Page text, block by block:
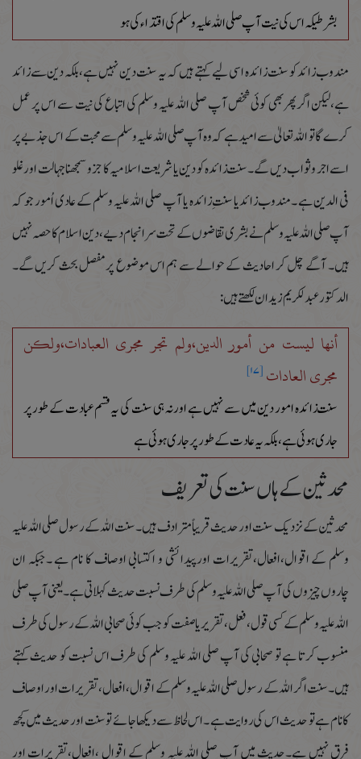
بشرطیکہ اس کی نیت آپ صلی اللہ علیہ وسلم کی اقتداء کی ہو
مندوب زائد کو سنت زائدہ اسی لیے کہتے ہیں کہ یہ سنت دین نہیں ہے،بلکہ دین سے زائد
ہے،لیکن اگرپھربھی کوئی شخص آپ صلی اللہ علیہ وسلم کی اتباع کی نیت سے اس پر عمل
کرے گا تو اللہ تعالیٰ سے امید ہے کہ وہ آپ صلی اللہ علیہ وسلم سے محبت کے اس جذبے پر
اسے اجر و ثواب دیں گے۔سنت زائدہ کو دین یا شریعت اسلامیہ کا جزو سمجھنا جہالت اور غلو
فی الدین ہے ۔مندوب زائدیا سنتِ زائدہ یا آپ صلی اللہ علیہ وسلم کے عادی اُمور جو کہ
آپ صلی اللہ علیہ وسلم نے بشری تقاضوں کے تحت سر انجام دیے،دین اسلام کا حصہ نہیں
ہیں۔ آگے چل کر احادیث کے حوالے سے ہم اس موضوع پر مفصل بحث کریں گے۔
الدکتور عبد لکریم زیدان لکھتے ہیں:
أنھا لیست من أمور الدین،ولم تجر مجری العبادات،ولکن
مجری العادات [۱۷]
سنت زائدہ امور دین میں سے نہیں ہے اور نہ ہی سنت کی یہ قسم عبادت کے طور پر
جاری ہوئی ہے،بلکہ یہ عادت کے طور پر جاری ہوئی ہے
محدثین کے ہاں سنت کی تعریف
محدثین کے نزدیک سنت اور حدیث قریباً مترادف ہیں ۔سنت اللہ کے رسول صلی اللہ علیہ
وسلم کے اقوال،افعال،تقریرات اورپیدائشی و اکتسابی اوصاف کا نام ہے ۔جبکہ ان
چاروں چیزوں کی آپ صلی اللہ علیہ وسلم کی طرف نسبت حدیث کہلاتی ہے ۔یعنی آپ صلی
اللہ علیہ وسلم کے کسی قول،فعل،تقریریا صفت کو جب کوئی صحابی اللہ کے رسول کی طرف
منسوب کرتا ہے تو صحابی کی آپ صلی اللہ علیہ وسلم کی طرف اس نسبت کو حدیث کہتے
ہیں۔سنت اگراللہ کے رسول صلی اللہ علیہ وسلم کے اقوال،افعال،تقریرات اور اوصاف
کا نام ہے تو حدیث اس کی روایت ہے ۔اس لحاظ سے دیکھا جائے تو سنت اور حدیث میں کچھ
فرق نہیں ہے۔حدیث میں آپ صلی اللہ علیہ وسلم کے اقوال ،افعال،تقریرات اور